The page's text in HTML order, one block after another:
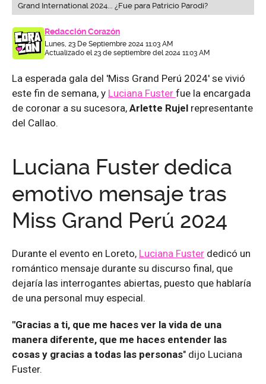
Grand International 2024... ¿Fue para Patricio Parodi?
Redacción Corazón
Lunes, 23 De Septiembre 2024 11:03 AM
Actualizado el 23 de septiembre del 2024 11:03 AM
La esperada gala del 'Miss Grand Perú 2024' se vivió
este fin de semana, y Luciana Fuster fue la encargada
de coronar a su sucesora, Arlette Rujel representante
del Callao.
Luciana Fuster dedica
emotivo mensaje tras
Miss Grand Perú 2024
Durante el evento en Loreto, Luciana Fuster dedicó un
romántico mensaje durante su discurso final, que
dejaría las interrogantes abiertas, puesto que hablaría
de una personal muy especial.
"Gracias a ti, que me haces ver la vida de una
manera diferente, que me haces entender las
cosas y gracias a todas las personas" dijo Luciana
Fuster.